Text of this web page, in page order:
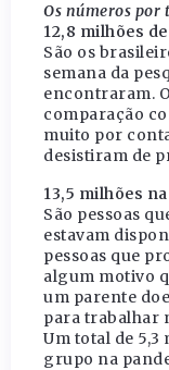
Os números por
12,8 milhões
São os
semana da
encontraram.
comparação
muito por
desistiram de
13,5 milhões
São pessoas
estavam
pessoas que
algum motivo
um parente
para trabalhar
Um total de 5,3
grupo na